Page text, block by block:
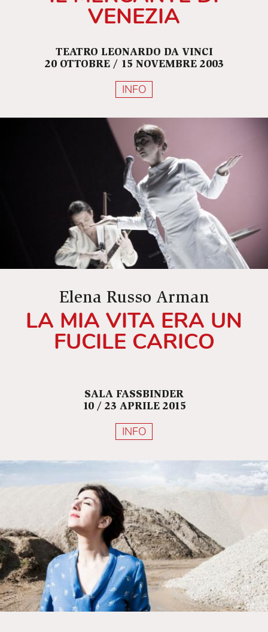
VENEZIA
TEATRO LEONARDO DA VINCI
20 OTTOBRE / 15 NOVEMBRE 2003
INFO
Elena Russo Arman
LA MIA VITA ERA UN
FUCILE CARICO
SALA FASSBINDER
10 / 23 APRILE 2015
INFO